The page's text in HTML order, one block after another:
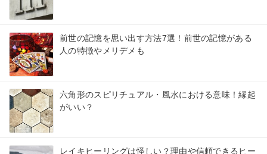
前世の記憶を思い出す方法7選！前世の記憶がある
人の特徴やメリデメも
六角形のスピリチュアル・風水における意味！縁起
がいい？
レイキヒーリングは怪しい？理由や信頼できるヒー